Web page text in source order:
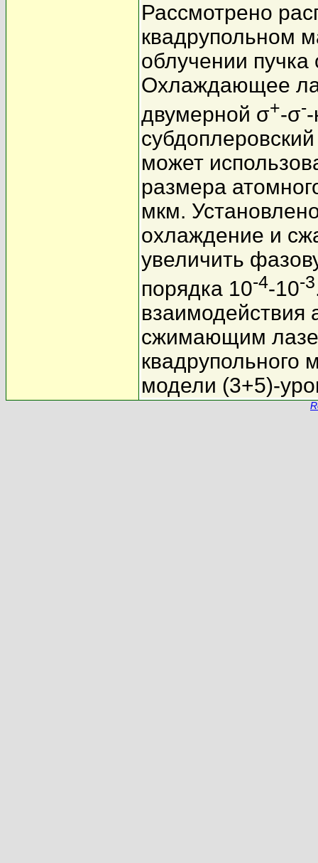
Рассмотрено
квадрупольном
облучении
Охлаждающее
двумерной σ+-σ-
может
размера
мкм.
охлаждение и
увеличить
порядка 10-4-10-3
сжимающим
квадрупольного
модели (3+5)-